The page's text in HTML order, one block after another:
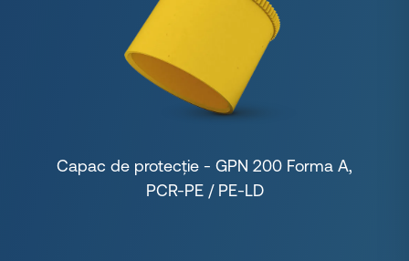
Capac de protecție - GPN 200 Forma A,
PCR-PE / PE-LD